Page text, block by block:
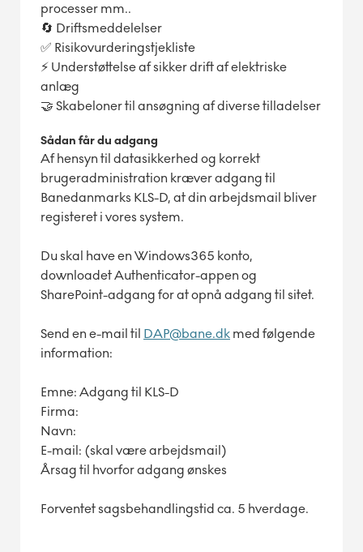
processer mm..
🔄 Driftsmeddelelser
✅ Risikovurderingstjekliste
⚡ Understøttelse af sikker drift af elektriske
anlæg
🤝 Skabeloner til ansøgning af diverse tilladelser
Sådan får du adgang
Af hensyn til datasikkerhed og korrekt
brugeradministration kræver adgang til
Banedanmarks KLS-D, at din arbejdsmail bliver
registeret i vores system.
Du skal have en Windows365 konto,
downloadet Authenticator-appen og
SharePoint-adgang for at opnå adgang til sitet.
Send en e-mail til DAP@bane.dk med følgende
information:
Emne: Adgang til KLS-D
Firma:
Navn:
E-mail: (skal være arbejdsmail)
Årsag til hvorfor adgang ønskes
Forventet sagsbehandlingstid ca. 5 hverdage.